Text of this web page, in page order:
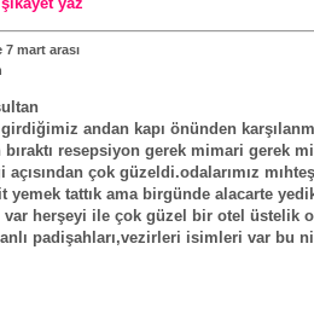
7 mart arası
andan kapı önünden
bıraktı resepsiyon gerek mimari gerek
açısından çok güzeldi.odalarımız
yemek tattık ama birgünde alacarte
var herşeyi ile çok güzel bir otel üstelik
padişahları,vezirleri isimleri var bu